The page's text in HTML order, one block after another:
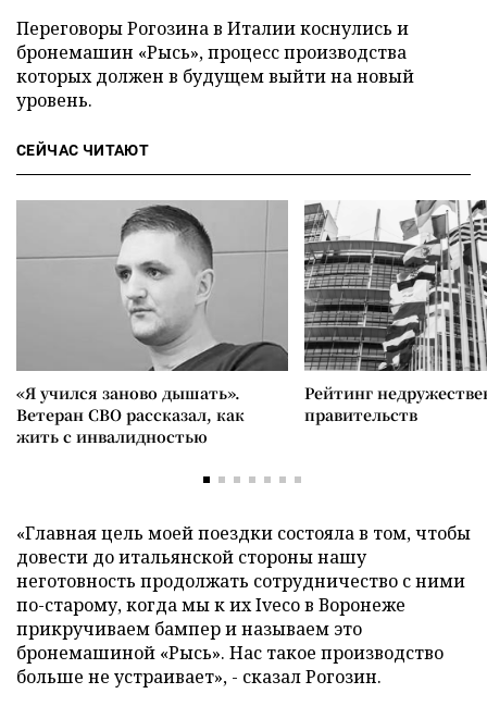
Переговоры Рогозина в Италии коснулись и
бронемашин «Рысь», процесс производства
которых должен в будущем выйти на новый
уровень.
СЕЙЧАС ЧИТАЮТ
«Я учился заново дышать».
Ветеран СВО рассказал, как
жить с инвалидностью
Рейтинг
правительств
«Главная цель моей поездки состояла в том, чтобы
довести до итальянской стороны нашу
неготовность продолжать сотрудничество с ними
по-старому, когда мы к их Iveco в Воронеже
прикручиваем бампер и называем это
бронемашиной «Рысь». Нас такое производство
больше не устраивает», - сказал Рогозин.